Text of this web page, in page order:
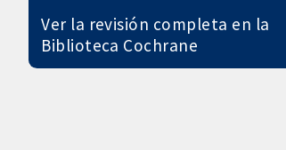
Ver la revisión completa en la
Biblioteca Cochrane